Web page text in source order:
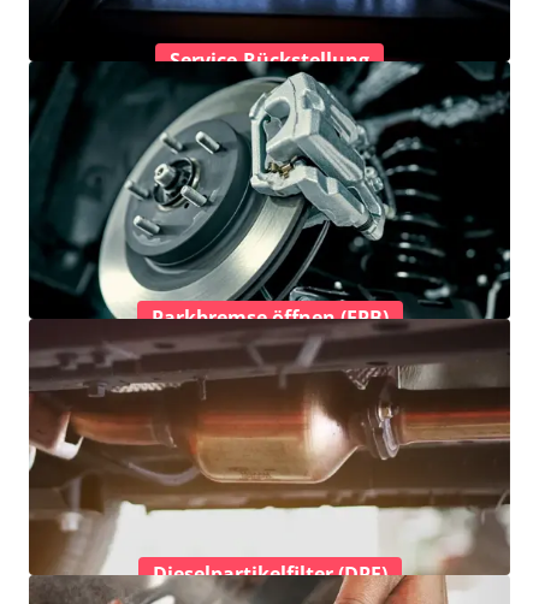
Service-Rückstellung
Parkbremse öffnen (EPB)
Dieselpartikelfilter (DPF)